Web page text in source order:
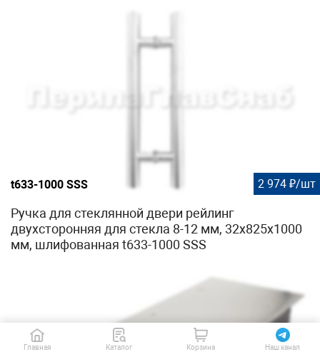
t633-1000 SSS 2 974 ₽/шт
Ручка для стеклянной двери рейлинг
двухсторонняя для стекла 8-12 мм, 32х825х1000
мм, шлифованная t633-1000 SSS
Главная Каталог Корзина Наш канал